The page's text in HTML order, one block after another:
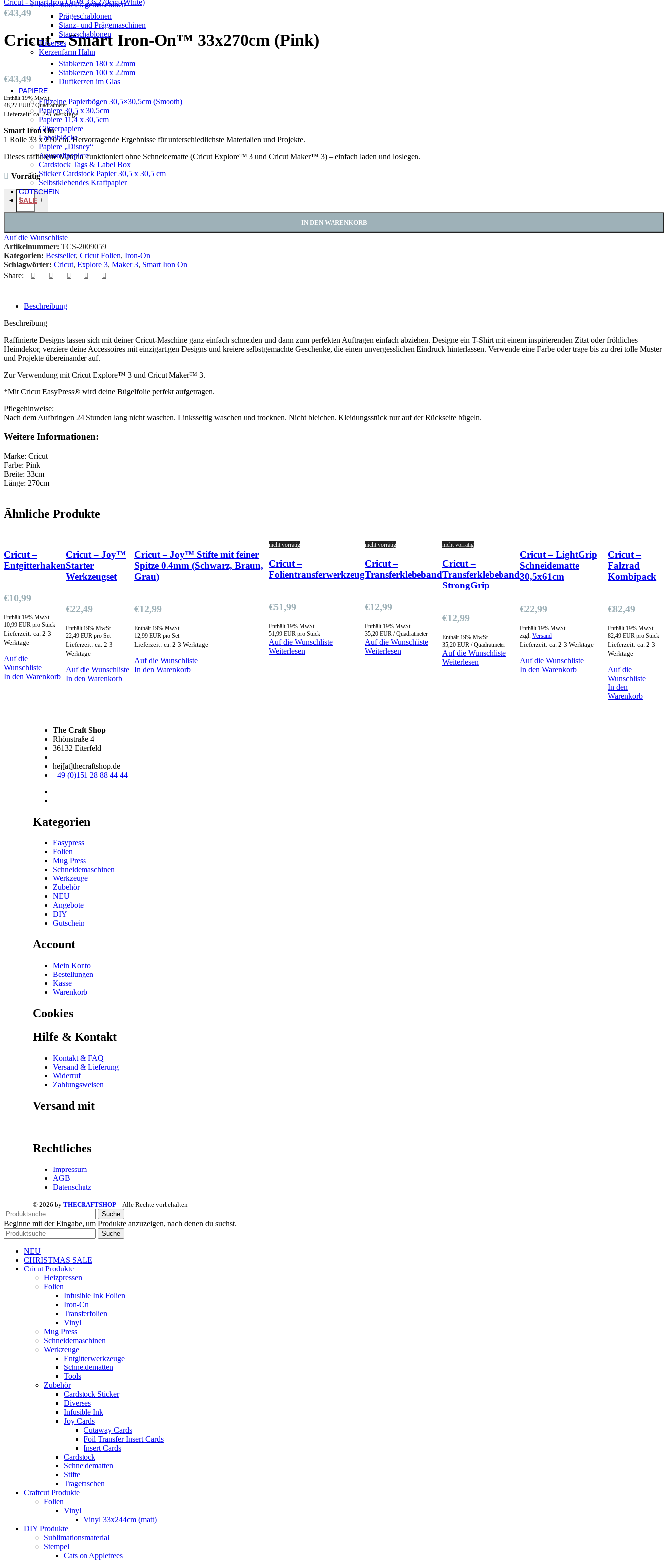
Stanz- und Prägemaschinen
Prägeschablonen
Stanz- und Prägemaschinen
Stanzschablonen
Diverses
Kerzenfarm Hahn
Stabkerzen 180 x 22mm
Stabkerzen 100 x 22mm
Duftkerzen im Glas
PAPIERE
Einzelne Papierbögen 30,5×30,5cm (Smooth)
Papiere 30,5 x 30,5cm
Papiere 11,4 x 30,5cm
Glitzerpapiere
Labelblöcke
Papiere „Disney“
Aquarellpapiere
Cardstock Tags & Label Box
Sticker Cardstock Papier 30,5 x 30,5 cm
Selbstklebendes Kraftpapier
GUTSCHEIN
SALE
Cricut - Smart Iron-On™ 33x270cm (White)
€43,49
Cricut – Smart Iron-On™ 33x270cm (Pink)
€43,49
Enthält 19% MwSt.
48,27 EUR / Quadratmeter
Lieferzeit: ca. 2-3 Werktage
Smart Iron On
1 Rolle 33 x 270 cm. Hervorragende Ergebnisse für unterschiedlichste Materialien und Projekte.
Dieses raffinierte Material funktioniert ohne Schneidematte (Cricut Explore™ 3 und Cricut Maker™ 3) – einfach laden und loslegen.
Vorrätig
-
Cricut - Smart Iron-On™ 33x270cm (Pink) Menge
+
IN DEN WARENKORB
Auf die Wunschliste
Artikelnummer: TCS-2009059
Kategorien: Bestseller, Cricut Folien, Iron-On
Schlagwörter: Cricut, Explore 3, Maker 3, Smart Iron On
Share:
Beschreibung
Beschreibung
Raffinierte Designs lassen sich mit deiner Cricut-Maschine ganz einfach schneiden und dann zum perfekten Auftragen einfach abziehen. Designe ein T-Shirt mit einem inspirierenden Zitat oder fröhliches
Heimdekor, verziere deine Accessoires mit einzigartigen Designs und kreiere selbstgemachte Geschenke, die einen unvergesslichen Eindruck hinterlassen. Verwende eine Farbe oder trage bis zu drei tolle Muster
und Projekte übereinander auf.
Zur Verwendung mit Cricut Explore™ 3 und Cricut Maker™ 3.
*Mit Cricut EasyPress® wird deine Bügelfolie perfekt aufgetragen.
Pflegehinweise:
Nach dem Aufbringen 24 Stunden lang nicht waschen. Linksseitig waschen und trocknen. Nicht bleichen. Kleidungsstück nur auf der Rückseite bügeln.
Weitere Informationen:
Marke: Cricut
Farbe: Pink
Breite: 33cm
Länge: 270cm
Ähnliche Produkte
Cricut –
Entgitterhaken
€10,99
Enthält 19% MwSt.
10,99 EUR pro Stück
Lieferzeit: ca. 2-3
Werktage
Auf die
Wunschliste
In den Warenkorb
Cricut – Joy™
Starter
Werkzeugset
€22,49
Enthält 19% MwSt.
22,49 EUR pro Set
Lieferzeit: ca. 2-3
Werktage
Auf die Wunschliste
In den Warenkorb
Cricut – Joy™ Stifte mit feiner
Spitze 0.4mm (Schwarz, Braun,
Grau)
€12,99
Enthält 19% MwSt.
12,99 EUR pro Set
Lieferzeit: ca. 2-3 Werktage
Auf die Wunschliste
In den Warenkorb
nicht vorrätig
Cricut –
Folientransferwerkzeug
€51,99
Enthält 19% MwSt.
51,99 EUR pro Stück
Auf die Wunschliste
Weiterlesen
nicht vorrätig
Cricut –
Transferklebeband
€12,99
Enthält 19% MwSt.
35,20 EUR / Quadratmeter
Auf die Wunschliste
Weiterlesen
nicht vorrätig
Cricut –
Transferklebeband
StrongGrip
€12,99
Enthält 19% MwSt.
35,20 EUR / Quadratmeter
Auf die Wunschliste
Weiterlesen
Cricut – LightGrip
Schneidematte
30,5x61cm
€22,99
Enthält 19% MwSt.
zzgl. Versand
Lieferzeit: ca. 2-3 Werktage
Auf die Wunschliste
In den Warenkorb
Cricut –
Falzrad
Kombipack
€82,49
Enthält 19% MwSt.
82,49 EUR pro Stück
Lieferzeit: ca. 2-3
Werktage
Auf die
Wunschliste
In den
Warenkorb
The Craft Shop
Rhönstraße 4
36132 Eiterfeld
hej[at]thecraftshop.de
+49 (0)151 28 88 44 44
Kategorien
Easypress
Folien
Mug Press
Schneidemaschinen
Werkzeuge
Zubehör
NEU
Angebote
DIY
Gutschein
Account
Mein Konto
Bestellungen
Kasse
Warenkorb
Cookies
Hilfe & Kontakt
Kontakt & FAQ
Versand & Lieferung
Widerruf
Zahlungsweisen
Versand mit
Rechtliches
Impressum
AGB
Datenschutz
© 2026 by THECRAFTSHOP – Alle Rechte vorbehalten
Suche
Beginne mit der Eingabe, um Produkte anzuzeigen, nach denen du suchst.
Suche
NEU
CHRISTMAS SALE
Cricut Produkte
Heizpressen
Folien
Infusible Ink Folien
Iron-On
Transferfolien
Vinyl
Mug Press
Schneidemaschinen
Werkzeuge
Entgitterwerkzeuge
Schneidematten
Tools
Zubehör
Cardstock Sticker
Diverses
Infusible Ink
Joy Cards
Cutaway Cards
Foil Transfer Insert Cards
Insert Cards
Cardstock
Schneidematten
Stifte
Tragetaschen
Craftcut Produkte
Folien
Vinyl
Vinyl 33x244cm (matt)
DIY Produkte
Sublimationsmaterial
Stempel
Cats on Appletrees